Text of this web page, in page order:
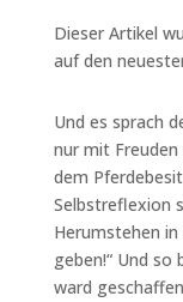
Dieser Artikel
auf den
Und es sprach
nur mit Freuden
dem
Selbstreflexion
Herumstehen
geben!“ Und so
ward